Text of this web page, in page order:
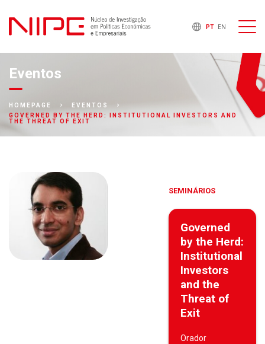
PT EN
Eventos
HOMEPAGE
EVENTOS
GOVERNED BY THE HERD: INSTITUTIONAL INVESTORS AND
THE THREAT OF EXIT
SEMINÁRIOS
Governed
by the Herd:
Institutional
Investors
and the
Threat of
Exit
Orador